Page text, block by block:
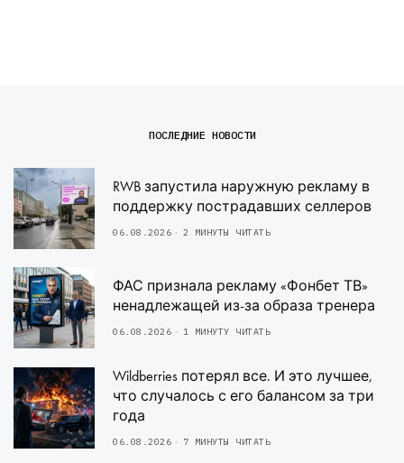
ПОСЛЕДНИЕ НОВОСТИ
RWB запустила наружную рекламу в
поддержку пострадавших селлеров
06.08.2026 2 МИНУТЫ ЧИТАТЬ
ФАС признала рекламу «Фонбет ТВ»
ненадлежащей из-за образа тренера
06.08.2026 1 МИНУТУ ЧИТАТЬ
Wildberries потерял все. И это лучшее,
что случалось с его балансом за три
года
06.08.2026 7 МИНУТЫ ЧИТАТЬ